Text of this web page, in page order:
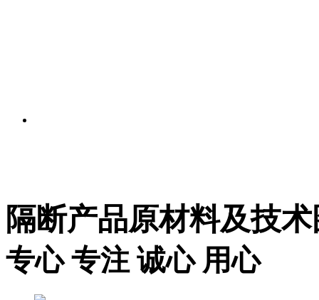
隔断产品原材料及技
专心 专注 诚心 用心